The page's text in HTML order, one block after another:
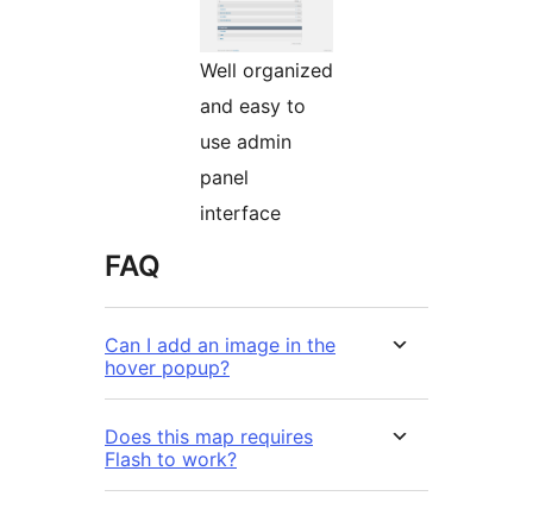
Well organized
and easy to
use admin
panel
interface
FAQ
Can I add an image in the
hover popup?
Does this map requires
Flash to work?